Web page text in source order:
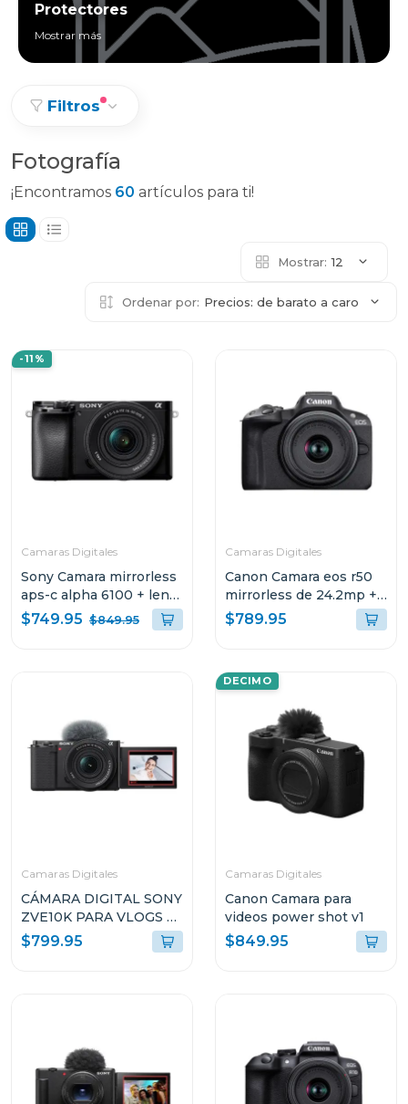
Protectores
Mostrar más
Filtros
Fotografía
¡Encontramos 60 artículos para ti!
Mostrar: 12
Ordenar por: Precios: de barato a caro
-11%
Camaras Digitales
Sony Camara mirrorless
aps-c alpha 6100 + lente
e pz 16-50mm f3.5-5.6
oss ii
$749.95 $849.95
Camaras Digitales
Canon Camara eos r50
mirrorless de 24.2mp +
lente rf-s 18-45 f/4.5-6.3
is stm kit
$789.95
Camaras Digitales
CÁMARA DIGITAL SONY
ZVE10K PARA VLOGS +
LENTE E PZ 16-50MM
F3.5-5.6 OSS II
$799.95
DECIMO
Camaras Digitales
Canon Camara para
videos power shot v1
$849.95